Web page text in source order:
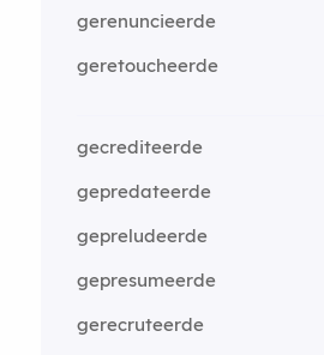
gerenuncieerde
geretoucheerde
gecrediteerde
gepredateerde
gepreludeerde
gepresumeerde
gerecruteerde